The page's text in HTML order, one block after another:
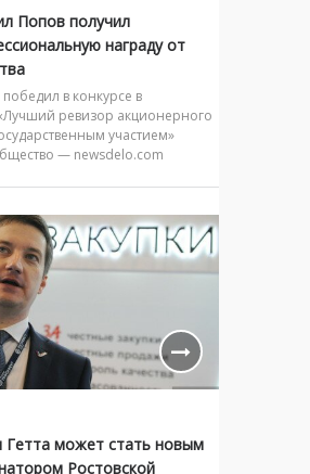
Попов получил
награду от
в конкурсе в
ревизор акционерного
участием»
— newsdelo.com
Гетта может стать новым
Ростовской